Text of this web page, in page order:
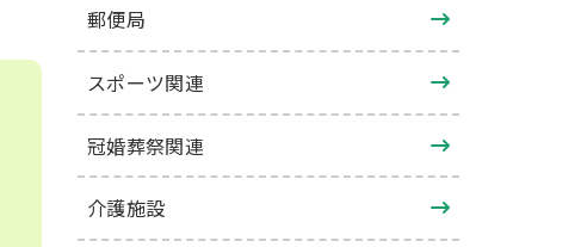
郵便局
スポーツ関連
冠婚葬祭関連
介護施設